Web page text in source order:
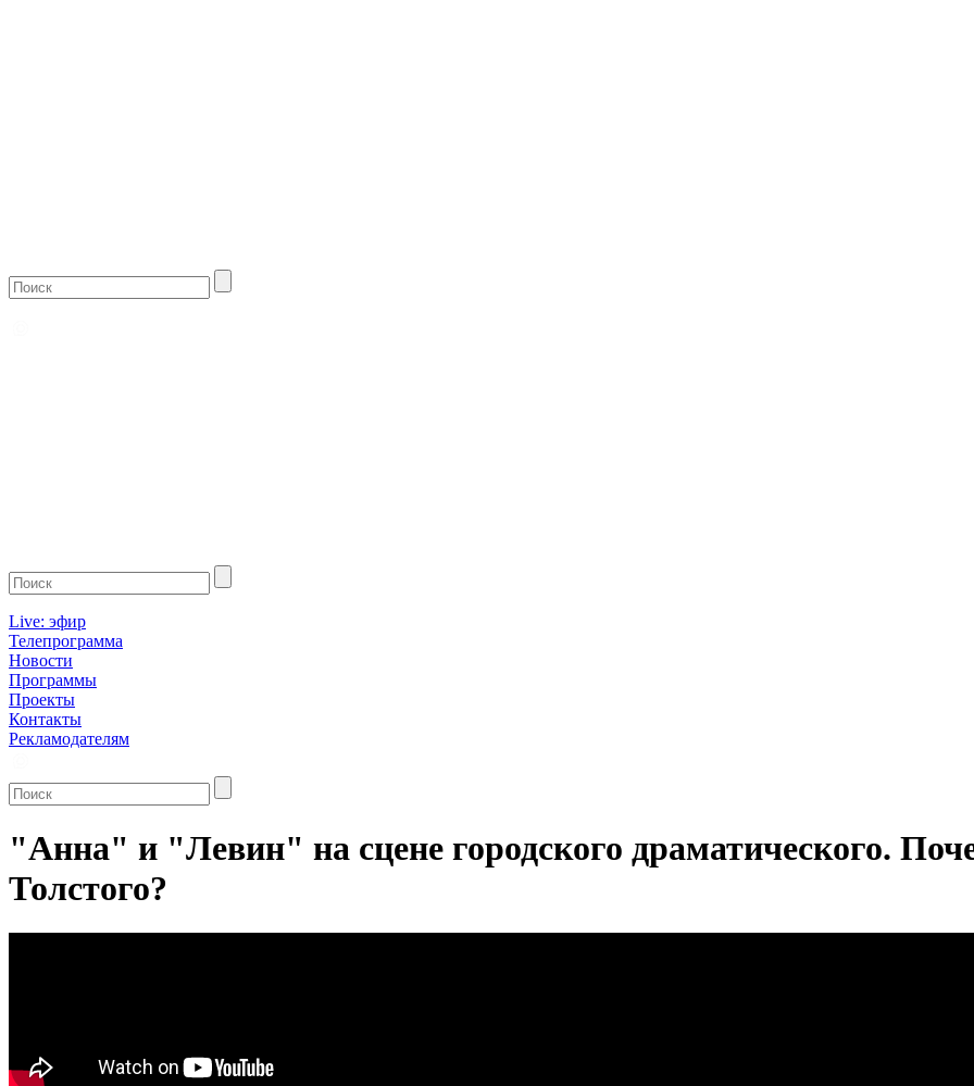
Live: эфир
Телепрограмма
Новости
Программы
Проекты
Контакты
Рекламодателям
"Анна" и "Левин" на сцене городского драматического.
Толстого?